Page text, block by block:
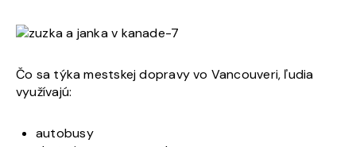
Čo sa týka mestskej dopravy vo Vancouveri, ľudia
využívajú:
autobusy